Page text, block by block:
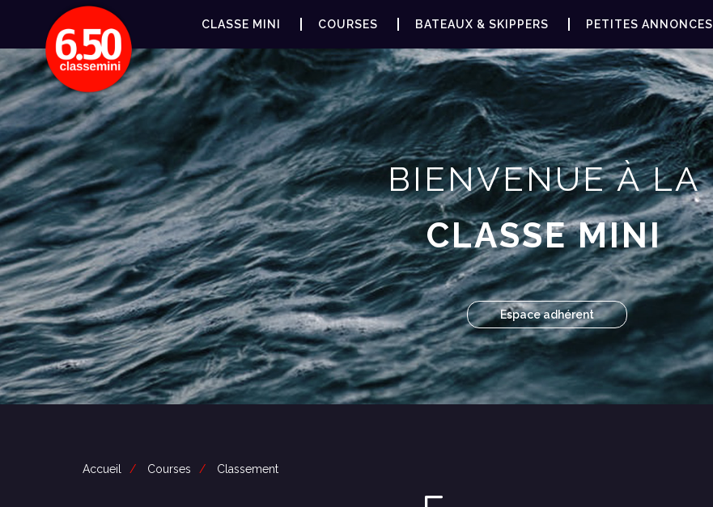
CLASSE MINI COURSES BATEAUX & SKIPPERS PETITES ANNONCES
BIENVENUE À LA
CLASSE MINI
Espace adhérent
Accueil Courses Classement